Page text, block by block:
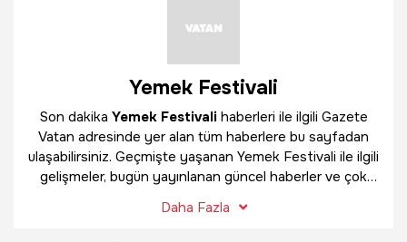
Yemek Festivali
Son dakika Yemek Festivali haberleri ile ilgili Gazete
Vatan adresinde yer alan tüm haberlere bu sayfadan
ulaşabilirsiniz. Geçmişte yaşanan Yemek Festivali ile ilgili
gelişmeler, bugün yayınlanan güncel haberler ve çok
bulabilirsiniz.
Daha Fazla